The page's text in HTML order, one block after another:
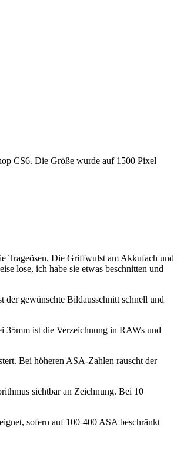
CS6. Die Größe wurde auf 1500 Pixel
Trageösen. Die Griffwulst am Akkufach und
lose, ich habe sie etwas beschnitten und
der gewünschte Bildausschnitt schnell und
35mm ist die Verzeichnung in RAWs und
Bei höheren ASA-Zahlen rauscht der
sichtbar an Zeichnung. Bei 10
sofern auf 100-400 ASA beschränkt